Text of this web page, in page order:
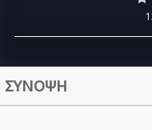
ΣΥΝΟΨΗ